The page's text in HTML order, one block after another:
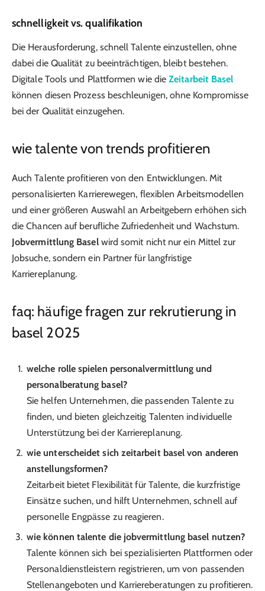
schnelligkeit vs. qualifikation
Die Herausforderung, schnell Talente einzustellen, ohne
dabei die Qualität zu beeinträchtigen, bleibt bestehen.
Digitale Tools und Plattformen wie dieZeitarbeit Basel
können diesen Prozess beschleunigen, ohne Kompromisse
bei der Qualität einzugehen.
wie talente von trends profitieren
Auch Talente profitieren von den Entwicklungen. Mit
personalisierten Karrierewegen, flexiblen Arbeitsmodellen
und einer größeren Auswahl an Arbeitgebern erhöhen sich
die Chancen auf berufliche Zufriedenheit und Wachstum.
Jobvermittlung Baselwird somit nicht nur ein Mittel zur
Jobsuche, sondern ein Partner für langfristige
Karriereplanung.
faq: häufige fragen zur rekrutierung in
basel 2025
welche rolle spielen personalvermittlung und
personalberatung basel?
Sie helfen Unternehmen, die passenden Talente zu
finden, und bieten gleichzeitig Talenten individuelle
Unterstützung bei der Karriereplanung.
wie unterscheidet sich zeitarbeit basel von anderen
anstellungsformen?
Zeitarbeit bietet Flexibilität für Talente, die kurzfristige
Einsätze suchen, und hilft Unternehmen, schnell auf
personelle Engpässe zu reagieren.
wie können talente die jobvermittlung basel nutzen?
Talente können sich bei spezialisierten Plattformen oder
Personaldienstleistern registrieren, um von passenden
Stellenangeboten und Karriereberatungen zu profitieren.